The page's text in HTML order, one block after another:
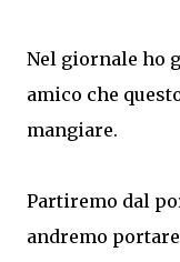
Nel giornale ho
amico che
mangiare.
Partiremo dal
andremo